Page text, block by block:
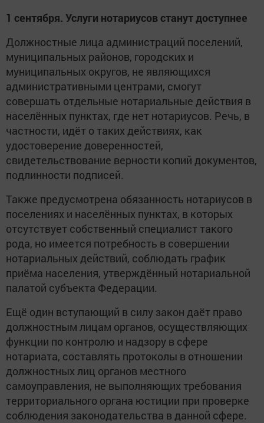
1 сентября. Услуги нотариусов станут доступнее
Должностные лица администраций поселений,
муниципальных районов, городских и
муниципальных округов, не являющихся
административными центрами, смогут
совершать отдельные нотариальные действия в
населённых пунктах, где нет нотариусов. Речь, в
частности, идёт о таких действиях, как
удостоверение доверенностей,
свидетельствование верности копий документов,
подлинности подписей.
Также предусмотрена обязанность нотариусов в
поселениях и населённых пунктах, в которых
отсутствует собственный специалист такого
рода, но имеется потребность в совершении
нотариальных действий, соблюдать график
приёма населения, утверждённый нотариальной
палатой субъекта Федерации.
Ещё один вступающий в силу закон даёт право
должностным лицам органов, осуществляющих
функции по контролю и надзору в сфере
нотариата, составлять протоколы в отношении
должностных лиц органов местного
самоуправления, не выполняющих требования
территориального органа юстиции при проверке
соблюдения законодательства в данной сфере.